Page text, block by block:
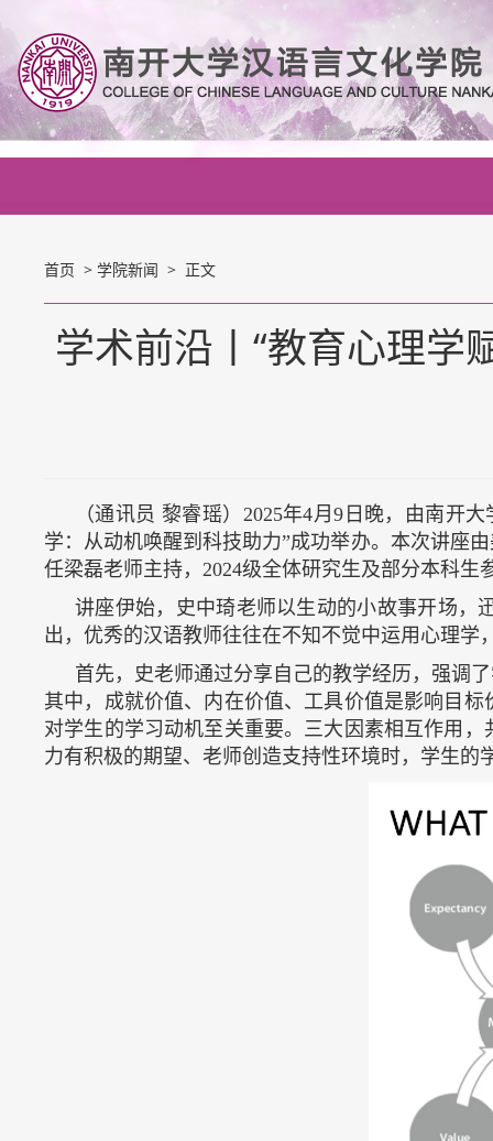
首页 > 学院新闻 > 正文
学术前沿丨“教育心理学
（通讯员 黎睿瑶）2025年4月9日晚，由南开
学：从动机唤醒到科技助力”成功举办。本次讲座
任梁磊老师主持，2024级全体研究生及部分本科生
讲座伊始，史中琦老师以生动的小故事开场，
出，优秀的汉语教师往往在不知不觉中运用心理
首先，史老师通过分享自己的教学经历，强调
其中，成就价值、内在价值、工具价值是影响目
对学生的学习动机至关重要。三大因素相互作用
力有积极的期望、老师创造支持性环境时，学生的